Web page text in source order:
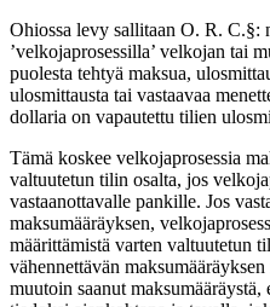
Ohiossa levy sallitaan O. R. C.§:
’velkojaprosessilla’ velkojan tai
puolesta tehtyä maksua,
ulosmittausta tai vastaavaa
dollaria on vapautettu tilien
Tämä koskee velkojaprosessia
valtuutetun tilin osalta, jos
vastaanottavalle pankille. Jos
maksumääräyksen,
määrittämistä varten valtuutetun
vähennettävän
muutoin saanut